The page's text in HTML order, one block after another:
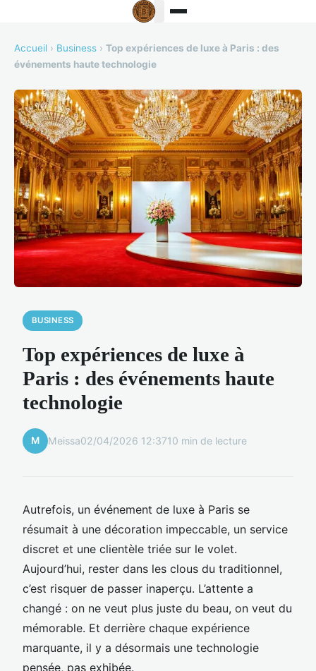
Accueil › Business › Top expériences de luxe à Paris : des
événements haute technologie
BUSINESS
Top expériences de luxe à
Paris : des événements haute
technologie
M Meissa02/04/2026 12:3710 min de lecture
Autrefois, un événement de luxe à Paris se
résumait à une décoration impeccable, un service
discret et une clientèle triée sur le volet.
Aujourd’hui, rester dans les clous du traditionnel,
c’est risquer de passer inaperçu. L’attente a
changé : on ne veut plus juste du beau, on veut du
mémorable. Et derrière chaque expérience
marquante, il y a désormais une technologie
pensée, pas exhibée.